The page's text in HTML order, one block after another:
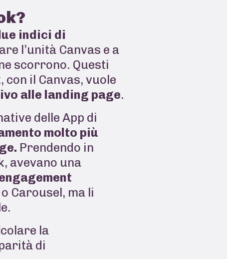
indici di
l’unità Canvas e a
scorrono. Questi
il Canvas, vuole
alle landing page.
delle App di
molto più
Prendendo in
avevano una
Carousel, ma li
la
di